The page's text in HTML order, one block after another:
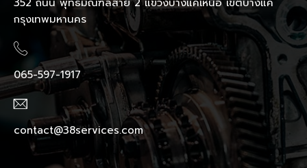
กรุงเทพมหานคร
065-597-1917
contact@38services.com